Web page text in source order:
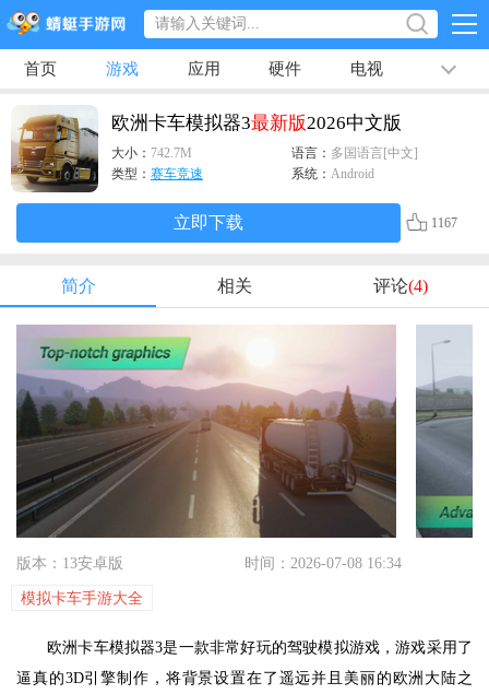
首页 游戏 应用 硬件 电视 排行榜
专题
欧洲卡车模拟器3最新版2026中文版
大小： 742.7M 语言： 多国语言[中文]
类型： 赛车竞速 系统： Android
立即下载 1167
简介 相关 评论(4)
版本：13安卓版 时间：2026-07-08 16:34
模拟卡车手游大全
欧洲卡车模拟器3是一款非常好玩的驾驶模拟游戏，游戏采用了
逼真的3D引擎制作，将背景设置在了遥远并且美丽的欧洲大陆之